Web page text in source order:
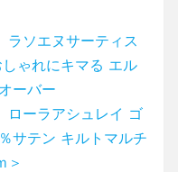
ソエヌサーティス
ゃれにキマる エル
ーバー
ーラアシュレイ ゴ
サテン キルトマルチ
＞